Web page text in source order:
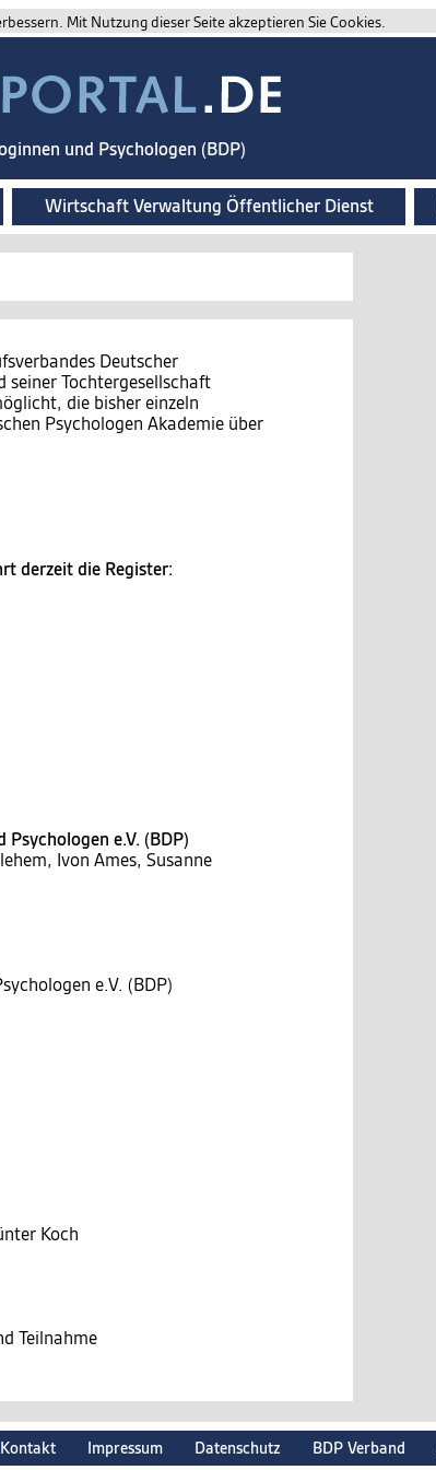
Mit Nutzung dieser Seite akzeptieren Sie Cookies.
und Psychologen (BDP)
Wirtschaft Verwaltung Öffentlicher Dienst
Deutscher
seiner Tochtergesellschaft
die bisher einzeln
Psychologen Akademie über
derzeit die Register:
e.V. (BDP)
Ivon Ames, Susanne
e.V. (BDP)
Koch
Teilnahme
Kontakt Impressum Datenschutz BDP Verband